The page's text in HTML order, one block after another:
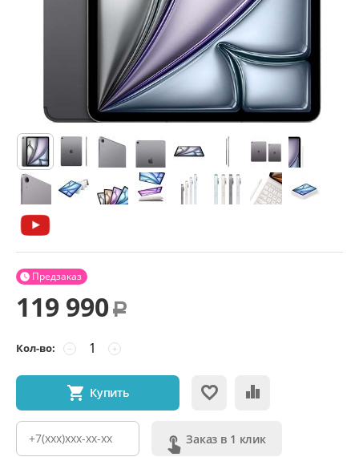
Предзаказ

119 990 Р
Кол-во: +
−
Купить
Заказ в 1 клик